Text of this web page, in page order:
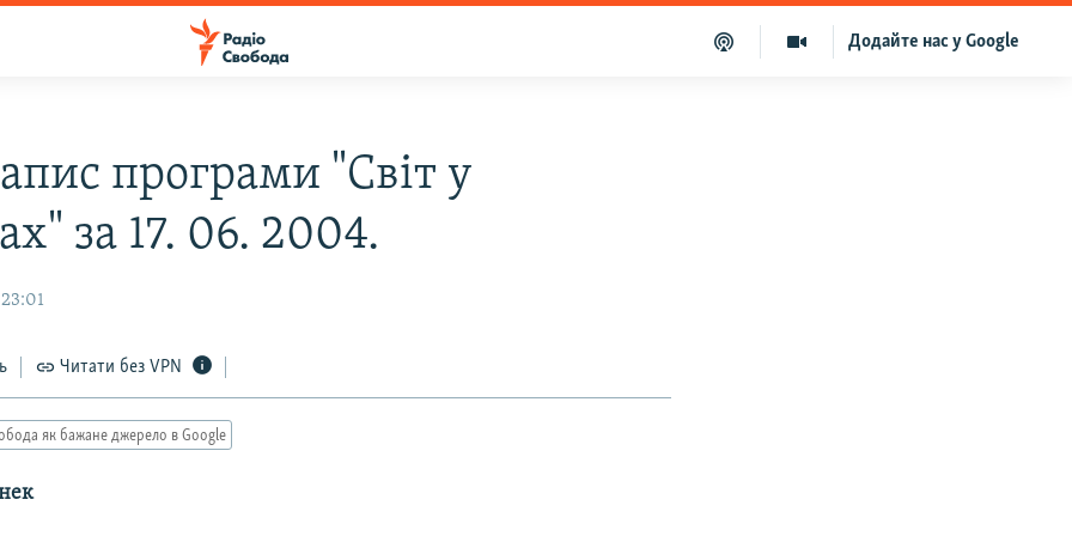
Додайте нас у Google
програми "Світ у
за 17. 06. 2004.
Читати без VPN
як бажане джерело в Google